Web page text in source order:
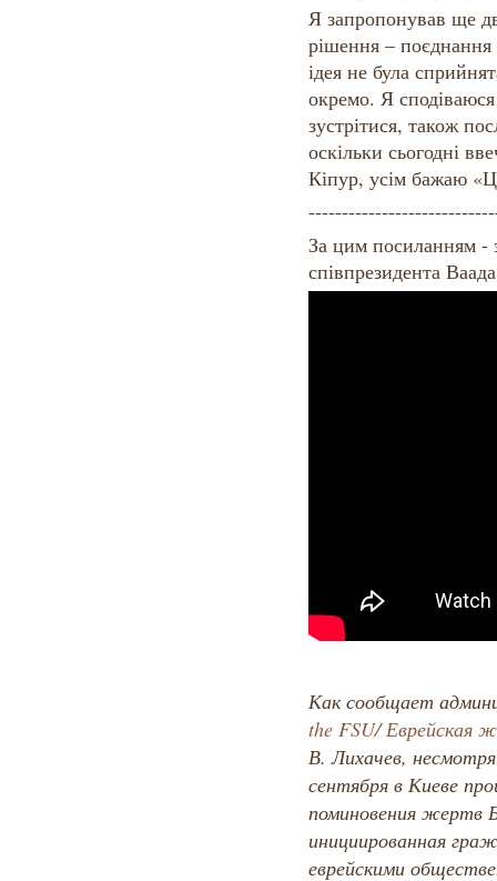
Я запропонував ще
рішення –
ідея не була
окремо. Я
зустрітися, також
оскільки сьогодні
Кіпур, усім бажаю
За цим посиланням -
співпрезидента
Как сообщает
the FSU/ Еврейская
В. Лихачев,
сентября в Киеве
поминовения жертв
инициированная
еврейскими